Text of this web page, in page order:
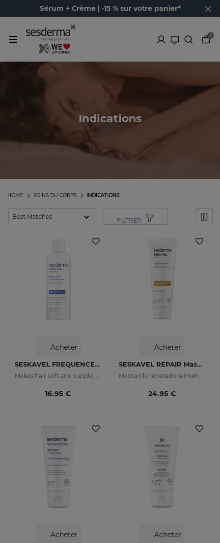
Sérum + Crème | -15 % sur votre panier*
0
Indications
INDICATIONS
SOINS DU CORPS
HOME
FILTRER
Acheter
SESKAVEL FREQUENCE Shampooing Fréquence
Makes hair soft and supple, protecting it from oxidative damage and external agents.
16.95 €
Acheter
SESKAVEL REPAIR Masque Kératine
Mascarilla reparadora intensiva que reconstruye, nutre el cabello y evita el encrespamiento.
24.95 €
Acheter Acheter